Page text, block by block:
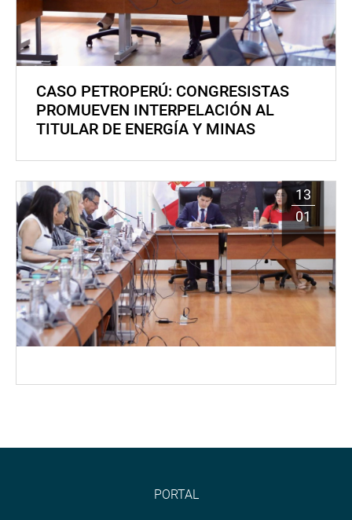
CASO PETROPERÚ: CONGRESISTAS
PROMUEVEN INTERPELACIÓN AL
TITULAR DE ENERGÍA Y MINAS
13
01
PORTAL